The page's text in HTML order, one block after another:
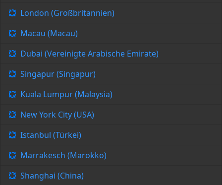
London (Großbritannien)
Macau (Macau)
Dubai (Vereinigte Arabische Emirate)
Singapur (Singapur)
Kuala Lumpur (Malaysia)
New York City (USA)
Istanbul (Türkei)
Marrakesch (Marokko)
Shanghai (China)